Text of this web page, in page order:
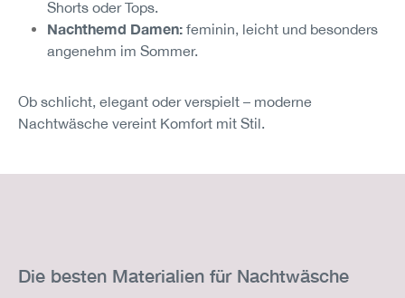
Shorts oder Tops.
Nachthemd Damen: feminin, leicht und besonders
angenehm im Sommer.
Ob schlicht, elegant oder verspielt – moderne
Nachtwäsche vereint Komfort mit Stil.
Die besten Materialien für Nachtwäsche